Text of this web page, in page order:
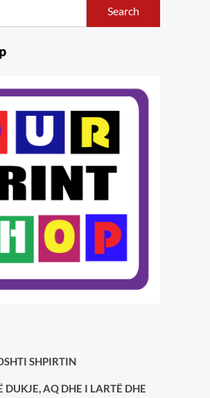
SHPIRTIN
DUKJE, AQ DHE I LARTË DHE